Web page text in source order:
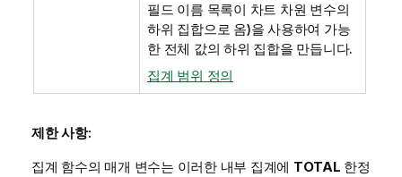
필드 이름 목록이 차트 차원 변수의
하위 집합으로 옴)을 사용하여 가능
한 전체 값의 하위 집합을 만듭니다.
집계 범위 정의
제한 사항:
집계 함수의 매개 변수는 이러한 내부 집계에 TOTAL 한정